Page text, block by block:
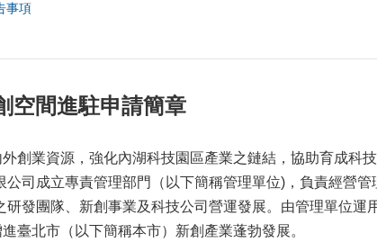
事項
空間進駐申請簡章
業資源，強化內湖科技園區產業之鏈結，協助育成科
公司成立專責管理部門（以下簡稱管理單位)，負責經營
研發團隊、新創事業及科技公司營運發展。由管理單位
臺北市（以下簡稱本市）新創產業蓬勃發展。